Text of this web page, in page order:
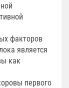
факторов
является
как
первого